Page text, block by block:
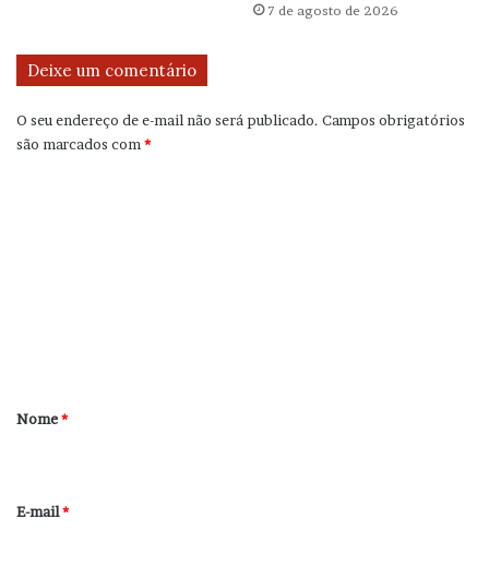
7 de agosto de 2026
Deixe um comentário
O seu endereço de e-mail não será publicado. Campos obrigatórios
são marcados com *
r
*
Nome*
E-mail*